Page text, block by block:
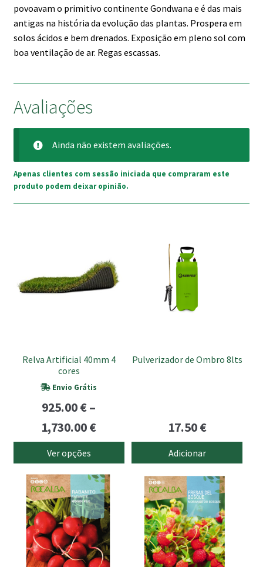
povoavam o primitivo continente Gondwana e é das mais
antigas na história da evolução das plantas. Prospera em
solos ácidos e bem drenados. Exposição em pleno sol com
boa ventilação de ar. Regas escassas.
Avaliações
Ainda não existem avaliações.
Apenas clientes com sessão iniciada que compraram este
produto podem deixar opinião.
Relva Artificial 40mm 4
cores
Envio Grátis
925.00€–
1,730.00€Price
range:
925.00 €
through
1,730.00 €
Ver opções
multiple
variants.
chosen
product
Pulverizador de Ombro 8lts
17.50€
Adicionar